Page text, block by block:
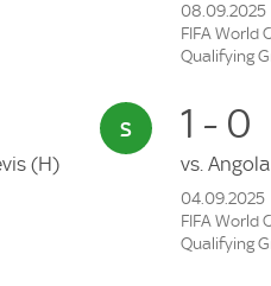
(H)
08.09.2025
FIFA World
Qualifying
1 - 0
vs. Angola
04.09.2025
FIFA World
Qualifying